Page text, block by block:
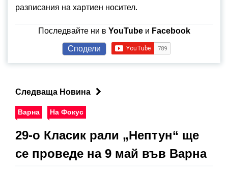
разписания на хартиен носител.
Последвайте ни в YouTubeи Facebook
Сподели
Следваща Новина
Варна На Фокус
29-о Класик рали „Нептун“ ще
се проведе на 9 май във Варна